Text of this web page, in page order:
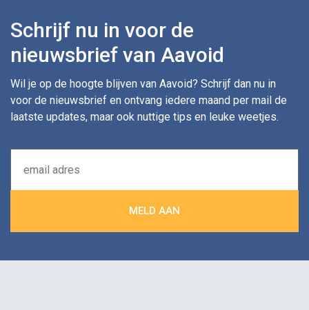
Schrijf nu in voor de
nieuwsbrief van Aavoid
Wil je op de hoogte blijven van Aavoid? Schrijf dan nu in
voor de nieuwsbrief en ontvang iedere maand per mail de
laatste updates, maar ook nuttige tips en leuke weetjes.